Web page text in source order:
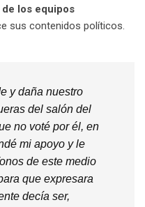
los equipos
sus contenidos políticos.
y daña nuestro
del salón del
no voté por él, en
mi apoyo y le
de este medio
que expresara
decía ser,